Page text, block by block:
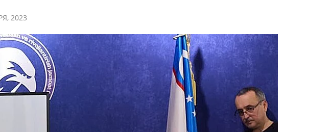
2023